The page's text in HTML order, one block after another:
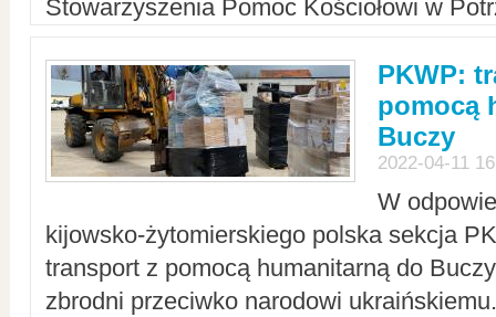
Stowarzyszenia Pomoc Kościołowi w
PKWP:
pomocą
Buczy
2022-04-11
W
kijowsko-żytomierskiego polska sekcja
transport z pomocą humanitarną do
zbrodni przeciwko narodowi